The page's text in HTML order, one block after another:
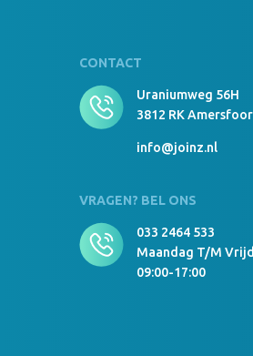
CONTACT
Uraniumweg 56H
3812 RK
info@joinz.nl
VRAGEN? BEL ONS
033 2464 533
Maandag T/m
09:00-17:00